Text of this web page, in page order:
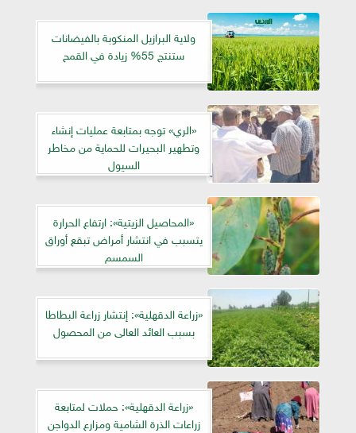
ولاية البرازيل المنكوبة بالفيضانات
ستنتج 55% زيادة في القمح
«الري» توجه بمتابعة عمليات إنشاء
وتطهير البحيرات للحماية من مخاطر
السيول
«المحاصيل الزيتية»: ارتفاع الحرارة
يتسبب في انتشار أمراض تبقع أوراق
السمسم
«زراعة الدقهلية»: إنتشار زراعة البطاطا
بسبب العائد العالى من المحصول
«زراعة الدقهلية»: حملات لمتابعة
زراعات الذرة الشامية ومزارع الدواجن